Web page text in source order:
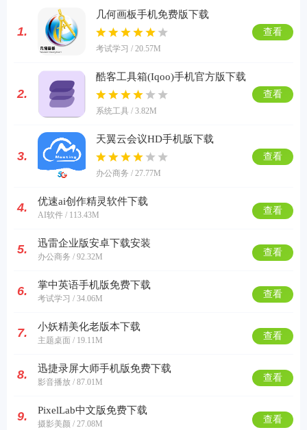
1.
几何画板手机免费版下载
考试学习 / 20.57M
查看
2.
酷客工具箱(Iqoo)手机官方版下载
系统工具 / 3.82M
查看
3.
天翼云会议HD手机版下载
办公商务 / 27.77M
查看
4. 优速ai创作精灵软件下载
AI软件 / 113.43M 查看
5. 迅雷企业版安卓下载安装
办公商务 / 92.32M 查看
6. 掌中英语手机版免费下载
考试学习 / 34.06M 查看
7. 小妖精美化老版本下载
主题桌面 / 19.11M 查看
8. 迅捷录屏大师手机版免费下载
影音播放 / 87.01M 查看
9. PixelLab中文版免费下载
摄影美颜 / 27.08M 查看